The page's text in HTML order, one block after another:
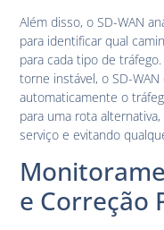
Além disso, o SD-WAN
para identificar qual
para cada tipo de
torne instável, o SD-
automaticamente o
para uma rota
serviço e evitando
e Correção